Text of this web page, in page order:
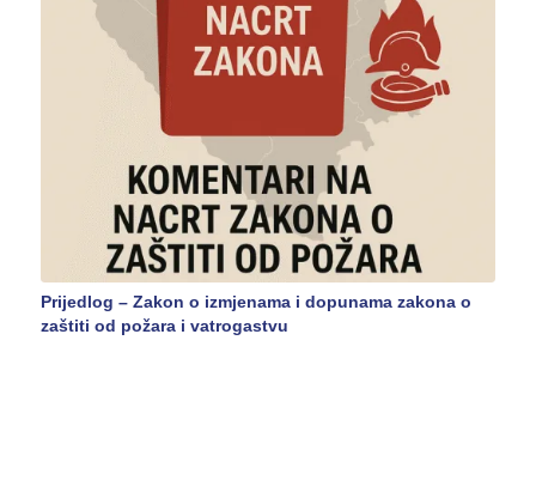
Prijedlog – Zakon o izmjenama i dopunama zakona o
zaštiti od požara i vatrogastvu